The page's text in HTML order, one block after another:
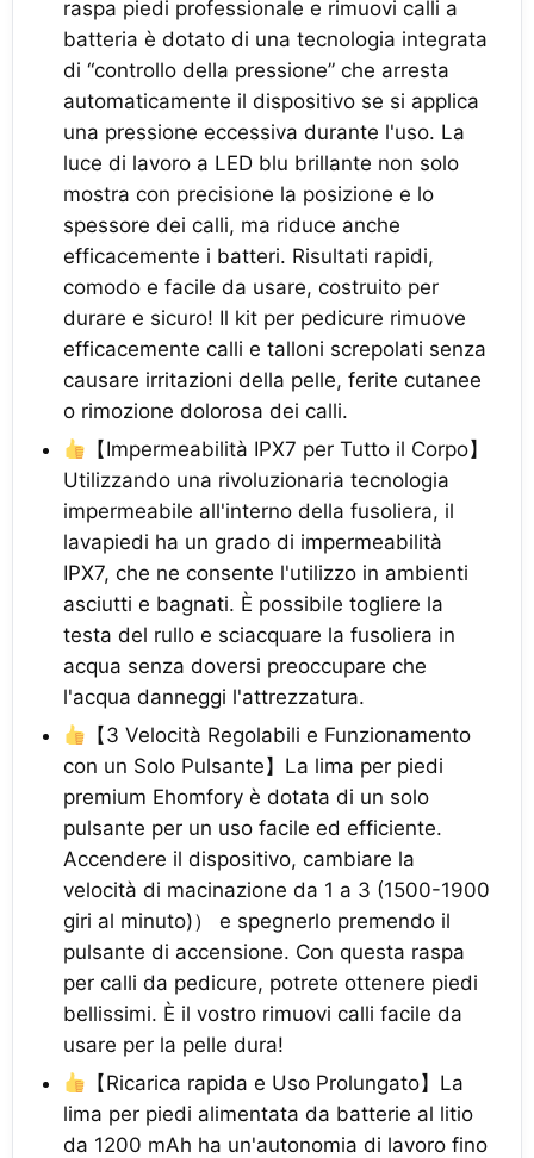
raspa piedi professionale e rimuovi calli a
batteria è dotato di una tecnologia integrata
di “controllo della pressione” che arresta
automaticamente il dispositivo se si applica
una pressione eccessiva durante l'uso. La
luce di lavoro a LED blu brillante non solo
mostra con precisione la posizione e lo
spessore dei calli, ma riduce anche
efficacemente i batteri. Risultati rapidi,
comodo e facile da usare, costruito per
durare e sicuro! Il kit per pedicure rimuove
efficacemente calli e talloni screpolati senza
causare irritazioni della pelle, ferite cutanee
o rimozione dolorosa dei calli.
【Impermeabilità IPX7 per Tutto il Corpo】
Utilizzando una rivoluzionaria tecnologia
impermeabile all'interno della fusoliera, il
lavapiedi ha un grado di impermeabilità
IPX7, che ne consente l'utilizzo in ambienti
asciutti e bagnati. È possibile togliere la
testa del rullo e sciacquare la fusoliera in
acqua senza doversi preoccupare che
l'acqua danneggi l'attrezzatura.
【3 Velocità Regolabili e Funzionamento
con un Solo Pulsante】La lima per piedi
premium Ehomfory è dotata di un solo
pulsante per un uso facile ed efficiente.
Accendere il dispositivo, cambiare la
velocità di macinazione da 1 a 3 (1500-1900
giri al minuto)） e spegnerlo premendo il
pulsante di accensione. Con questa raspa
per calli da pedicure, potrete ottenere piedi
bellissimi. È il vostro rimuovi calli facile da
usare per la pelle dura!
【Ricarica rapida e Uso Prolungato】La
lima per piedi alimentata da batterie al litio
da 1200 mAh ha un'autonomia di lavoro fino